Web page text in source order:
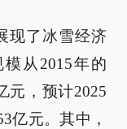
现了冰雪经济
从2015年的
元，预计2025
亿元。其中，